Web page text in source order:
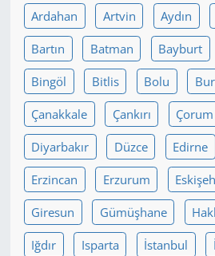
Ardahan Artvin Aydın
Bartın Batman Bayburt
Bingöl Bitlis Bolu
Çanakkale Çankırı Çorum
Diyarbakır Düzce Edirne
Erzincan Erzurum
Giresun Gümüşhane
Iğdır Isparta İstanbul
Yerel